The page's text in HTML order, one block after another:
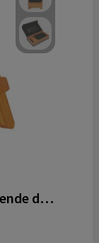
SCX.design W16 15 W oplichtende draadloze houten standaard